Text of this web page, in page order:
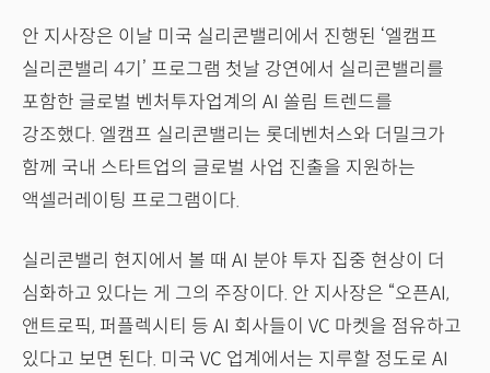
안 지사장은 이날 미국 실리콘밸리에서 진행된 ‘엘캠프
실리콘밸리 4기’ 프로그램 첫날 강연에서 실리콘밸리를
포함한 글로벌 벤처투자업계의 AI 쏠림 트렌드를
강조했다. 엘캠프 실리콘밸리는 롯데벤처스와 더밀크가
함께 국내 스타트업의 글로벌 사업 진출을 지원하는
액셀러레이팅 프로그램이다.
실리콘밸리 현지에서 볼 때 AI 분야 투자 집중 현상이 더
심화하고 있다는 게 그의 주장이다. 안 지사장은 “오픈AI,
앤트로픽, 퍼플렉시티 등 AI 회사들이 VC 마켓을 점유하고
있다고 보면 된다. 미국 VC 업계에서는 지루할 정도로 AI